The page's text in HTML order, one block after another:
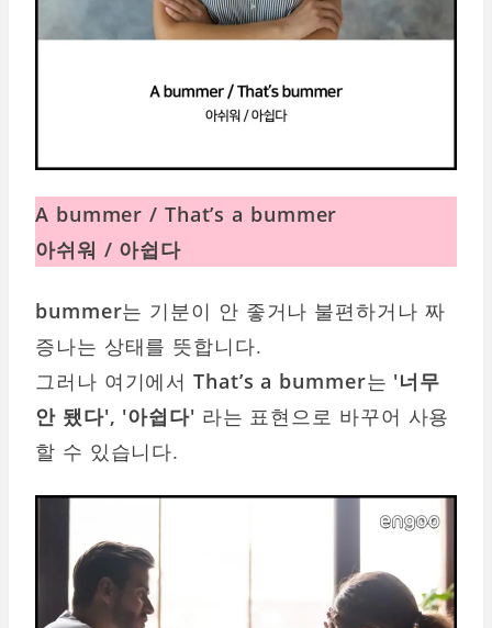
A bummer / That’s a bummer
아쉬워 / 아쉽다
bummer는 기분이 안 좋거나 불편하거나 짜
증나는 상태를 뜻합니다.
그러나 여기에서That’s a bummer는 '너무
안 됐다', '아쉽다' 라는 표현으로 바꾸어 사용
할 수 있습니다.